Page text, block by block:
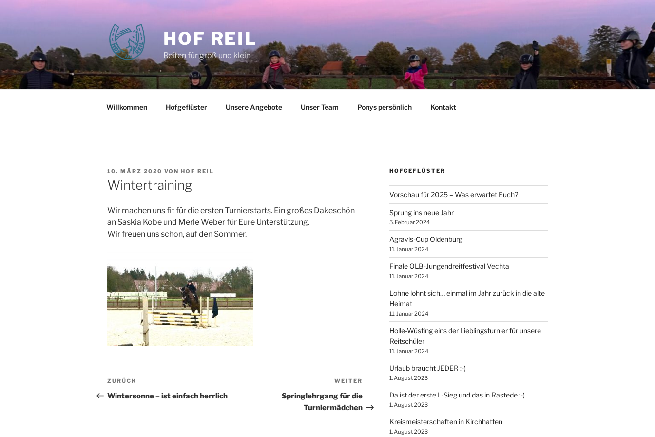
HOF REIL
Reiten für groß und klein
Willkommen Hofgeflüster Unsere Angebote Unser Team Ponys persönlich Kontakt
VERÖFFENTLICHT
AM
10. MÄRZ 2020 VON HOF REIL
Wintertraining
Wir machen uns fit für die ersten Turnierstarts. Ein großes Dakeschön
an Saskia Kobe und Merle Weber für Eure Unterstützung.
Wir freuen uns schon, auf den Sommer.
Beitragsnavigation
Vorheriger
Beitrag
ZURÜCK
Wintersonne – ist einfach herrlich
Nächster
Beitrag
WEITER
Springlehrgang für die
Turniermädchen
HOFGEFLÜSTER
Vorschau für 2025 – Was erwartet Euch?
Sprung ins neue Jahr
5. Februar 2024
Agravis-Cup Oldenburg
11. Januar 2024
Finale OLB-Jungendreitfestival Vechta
11. Januar 2024
Lohne lohnt sich… einmal im Jahr zurück in die alte
Heimat
11. Januar 2024
Holle-Wüsting eins der Lieblingsturnier für unsere
Reitschüler
11. Januar 2024
Urlaub braucht JEDER :-)
1. August 2023
Da ist der erste L-Sieg und das in Rastede :-)
1. August 2023
Kreismeisterschaften in Kirchhatten
1. August 2023